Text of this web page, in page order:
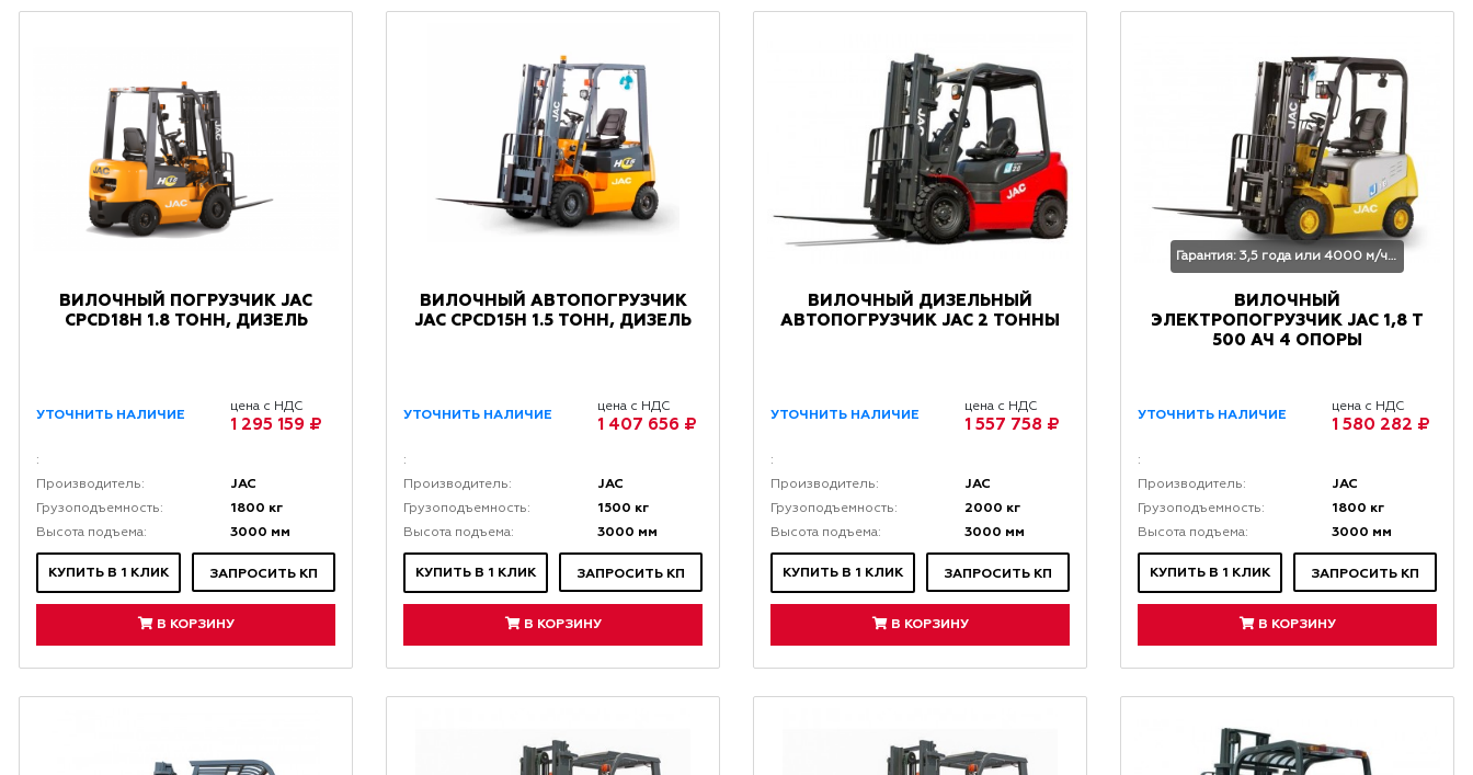
ВИЛОЧНЫЙ ПОГРУЗЧИК JAC
CPCD18H 1.8 ТОНН, ДИЗЕЛЬ
УТОЧНИТЬ НАЛИЧИЕ
цена с НДС
1 295 159 ₽
:
Производитель:
JAC
Грузоподъемность: 1800 кг
Высота подъема: 3000 мм
КУПИТЬ В 1 КЛИК ЗАПРОСИТЬ КП
В КОРЗИНУ
ВИЛОЧНЫЙ АВТОПОГРУЗЧИК
JAC CPCD15H 1.5 ТОНН, ДИЗЕЛЬ
УТОЧНИТЬ НАЛИЧИЕ
цена с НДС
1 407 656 ₽
:
Производитель:
JAC
Грузоподъемность: 1500 кг
Высота подъема: 3000 мм
КУПИТЬ В 1 КЛИК ЗАПРОСИТЬ КП
В КОРЗИНУ
ВИЛОЧНЫЙ ДИЗЕЛЬНЫЙ
АВТОПОГРУЗЧИК JAC 2 ТОННЫ
УТОЧНИТЬ НАЛИЧИЕ
цена с НДС
1 557 758 ₽
:
Производитель:
JAC
Грузоподъемность: 2000 кг
Высота подъема: 3000 мм
КУПИТЬ В 1 КЛИК ЗАПРОСИТЬ КП
В КОРЗИНУ
Гарантия: 3,5 года или 4000 м/час
ВИЛОЧНЫЙ
ЭЛЕКТРОПОГРУЗЧИК JAC 1,8 Т
500 АЧ 4 ОПОРЫ
УТОЧНИТЬ НАЛИЧИЕ
цена с НДС
1 580 282 ₽
:
Производитель:
JAC
Грузоподъемность: 1800 кг
Высота подъема: 3000 мм
КУПИТЬ В 1 КЛИК ЗАПРОСИТЬ КП
В КОРЗИНУ